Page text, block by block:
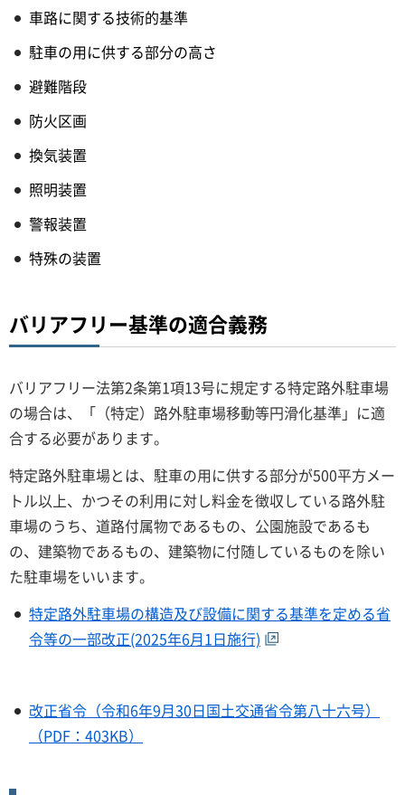
車路に関する技術的基準
駐車の用に供する部分の高さ
避難階段
防火区画
換気装置
照明装置
警報装置
特殊の装置
バリアフリー基準の適合義務
バリアフリー法第2条第1項13号に規定する特定路外駐車場
の場合は、「（特定）路外駐車場移動等円滑化基準」に適
合する必要があります。
特定路外駐車場とは、駐車の用に供する部分が500平方メー
トル以上、かつその利用に対し料金を徴収している路外駐
車場のうち、道路付属物であるもの、公園施設であるも
の、建築物であるもの、建築物に付随しているものを除い
た駐車場をいいます。
特定路外駐車場の構造及び設備に関する基準を定める省
令等の一部改正(2025年6月1日施行)
改正省令（令和6年9月30日国土交通省令第八十六号）
（PDF：403KB）